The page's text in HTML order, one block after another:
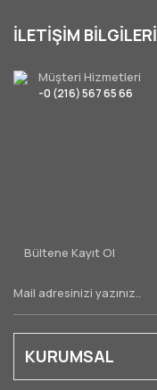
İLETİŞİM BİLGİLERİ
Müşteri Hizmetleri
-0 (216) 567 65 66
Bültene Kayıt Ol
KURUMSAL